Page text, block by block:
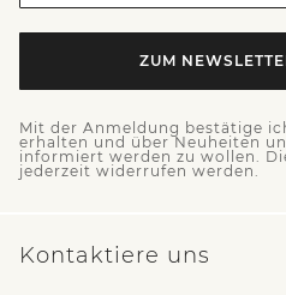
ZUM
Mit der Anmeldung bestätige
erhalten und über Neuheiten
informiert werden zu wollen.
jederzeit widerrufen werden.
Kontaktiere uns